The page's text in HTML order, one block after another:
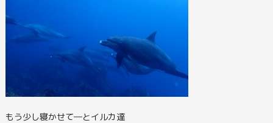
もう少し寝かせて―とイルカ達